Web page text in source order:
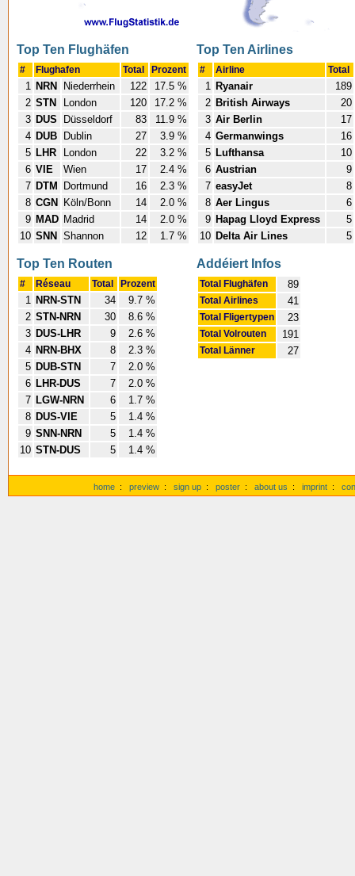
Top Ten Flughäfen
# Flughafen Total Prozent
1 NRN Niederrhein 122
17.5 %
2 STN London 120
17.2 %
3 DUS Düsseldorf 83
11.9 %
4 DUB Dublin 27
3.9 %
5 LHR London 22
3.2 %
6 VIE Wien 17
2.4 %
7 DTM Dortmund 16
2.3 %
8 CGN Köln/Bonn 14
2.0 %
9 MAD Madrid 14
2.0 %
10 SNN Shannon 12 1.7 %
Top Ten Airlines
# Airline Total
1 Ryanair
189
2 British Airways
20
3 Air Berlin
17
4 Germanwings
16
5 Lufthansa
10
6 Austrian
9
7 easyJet
8
8 Aer Lingus
6
9 Hapag Lloyd Express
5
10 Delta Air Lines 5
Top Ten Routen
# Réseau Total Prozent
1 NRN-STN 34
9.7 %
2 STN-NRN 30
8.6 %
3 DUS-LHR 9
2.6 %
4 NRN-BHX 8
2.3 %
5 DUB-STN 7
2.0 %
6 LHR-DUS 7
2.0 %
7 LGW-NRN 6
1.7 %
8 DUS-VIE 5
1.4 %
9 SNN-NRN 5
1.4 %
10 STN-DUS 5 1.4 %
Addéiert Infos
Total Flughäfen 89
Total Airlines 41
Total Fligertypen 23
Total Volrouten 191
Total Länner 27
home : preview : sign up : poster : about us : imprint :